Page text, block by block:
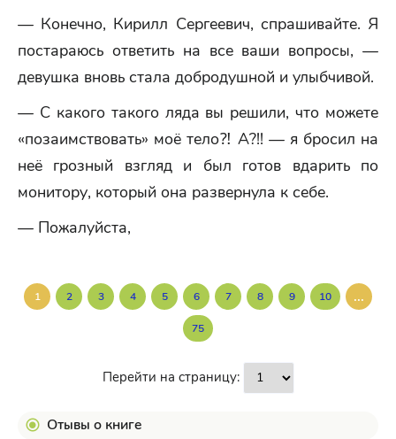
— Конечно, Кирилл Сергеевич, спрашивайте. Я
постараюсь ответить на все ваши вопросы, —
девушка вновь стала добродушной и улыбчивой.
— С какого такого ляда вы решили, что можете
«позаимствовать» моё тело⁈ А?!! — я бросил на
неё грозный взгляд и был готов вдарить по
монитору, который она развернула к себе.
— Пожалуйста,
1 2 3 4 5 6 7 8 9 10 ...
75
Перейти на страницу:
Отывы о книге